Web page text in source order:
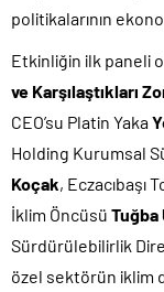
politikalarının
Etkinliğin ilk paneli
ve Karşılaştıkları
CEO’su Platin Yaka
Holding Kurumsal
Koçak, Eczacıbaşı
İklim Öncüsü Tuğba
Sürdürülebilirlik
özel sektörün iklim